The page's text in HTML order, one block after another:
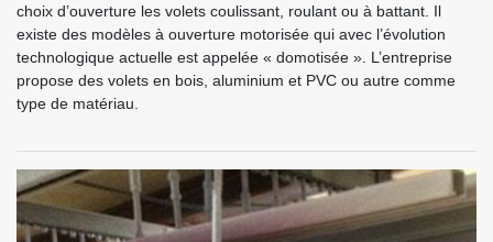
choix d’ouverture les volets coulissant, roulant ou à battant. Il
existe des modèles à ouverture motorisée qui avec l’évolution
technologique actuelle est appelée « domotisée ». L’entreprise
propose des volets en bois, aluminium et PVC ou autre comme
type de matériau.